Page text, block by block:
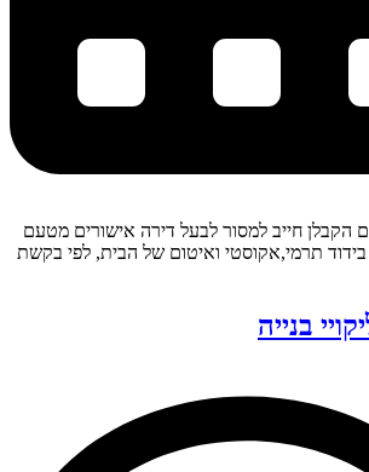
הקבלן חייב למסור לבעל דירה אישורים מטעם
בידוד תרמי,אקוסטי ואיטום של הבית, לפי בקשת
בנייה